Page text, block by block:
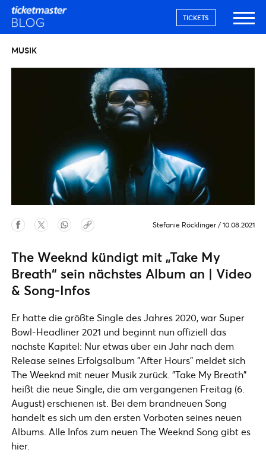
TICKETS
MUSIK
Stefanie Röcklinger / 10.08.2021
The Weeknd kündigt mit „Take My
Breath“ sein nächstes Album an | Video
& Song-Infos
Er hatte die größte Single des Jahres 2020, war Super
Bowl-Headliner 2021 und beginnt nun offiziell das
nächste Kapitel: Nur etwas über ein Jahr nach dem
Release seines Erfolgsalbum "After Hours" meldet sich
The Weeknd mit neuer Musik zurück. "Take My Breath"
heißt die neue Single, die am vergangenen Freitag (6.
August) erschienen ist. Bei dem brandneuen Song
handelt es sich um den ersten Vorboten seines neuen
Albums. Alle Infos zum neuen The Weeknd Song gibt es
hier.